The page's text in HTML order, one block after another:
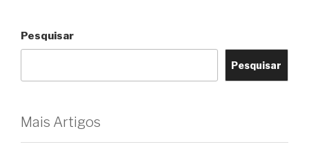
Pesquisar
Pesquisar
Mais Artigos